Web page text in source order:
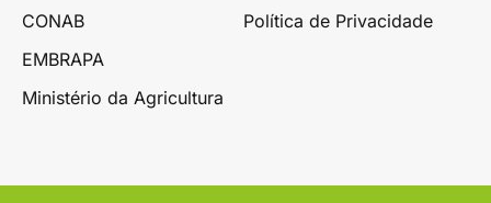
CONAB
EMBRAPA
Ministério da Agricultura
Política de Privacidade